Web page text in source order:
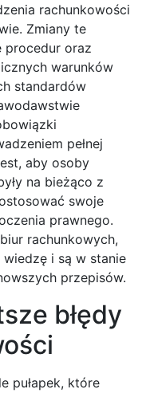
rachunkowości
Zmiany te
procedur oraz
warunków
standardów
pełnej
aby osoby
na bieżąco z
swoje
prawnego.
rachunkowych,
i są w stanie
przepisów.
błędy
pułapek, które